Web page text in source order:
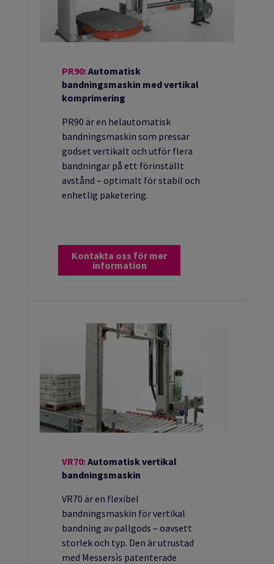
PR90:Automatisk
bandningsmaskin med vertikal
komprimering
PR90 är en helautomatisk
bandningsmaskin som pressar
godset vertikalt och utför flera
bandningar på ett förinställt
avstånd – optimalt för stabil och
enhetlig paketering.
Kontakta oss för mer
information
VR70:Automatisk vertikal
bandningsmaskin
VR70 är en flexibel
bandningsmaskin för vertikal
bandning av pallgods – oavsett
storlek och typ. Den är utrustad
med Messersìs patenterade